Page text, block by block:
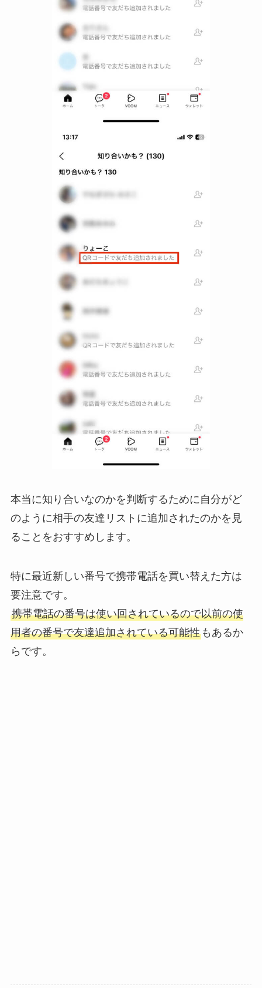
本当に知り合いなのかを判断するために自分がど
のように相手の友達リストに追加されたのかを見
ることをおすすめします。
特に最近新しい番号で携帯電話を買い替えた方は
要注意です。
携帯電話の番号は使い回されているので以前の使
用者の番号で友達追加されている可能性もあるか
らです。